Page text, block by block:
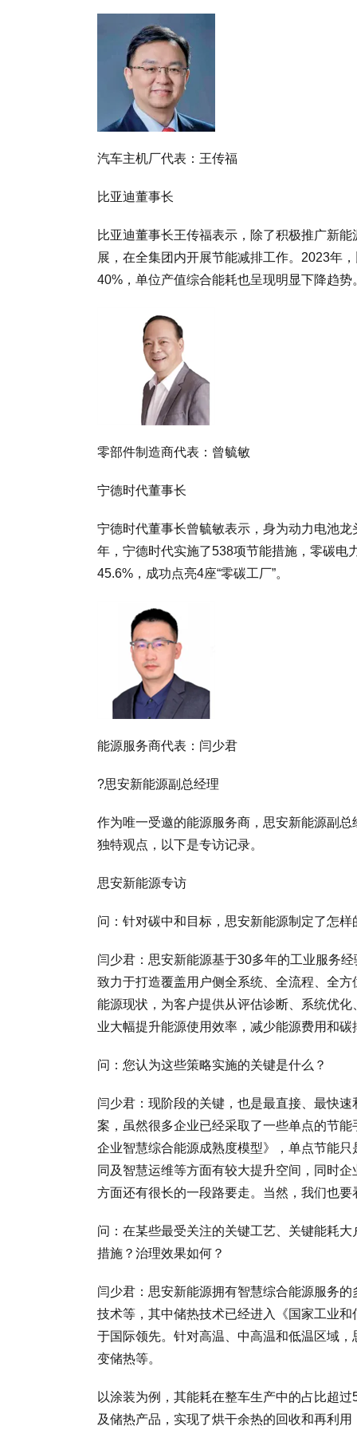
汽车主机厂代表：王传福
比亚迪董事长
比亚迪董事长王传福表示，除了积极推广新
展，在全集团内开展节能减排工作。2023年
40%，单位产值综合能耗也呈现明显下降趋势
零部件制造商代表：曾毓敏
宁德时代董事长
宁德时代董事长曾毓敏表示，身为动力电池
年，宁德时代实施了538项节能措施，零碳电
45.6%，成功点亮4座“零碳工厂”。
能源服务商代表：闫少君
?思安新能源副总经理
作为唯一受邀的能源服务商，思安新能源副
独特观点，以下是专访记录。
思安新能源专访
问：针对碳中和目标，思安新能源制定了怎样
闫少君：思安新能源基于30多年的工业服务
致力于打造覆盖用户侧全系统、全流程、全
能源现状，为客户提供从评估诊断、系统优
业大幅提升能源使用效率，减少能源费用和碳
问：您认为这些策略实施的关键是什么？
闫少君：现阶段的关键，也是最直接、最快
案，虽然很多企业已经采取了一些单点的节
企业智慧综合能源成熟度模型》，单点节能
同及智慧运维等方面有较大提升空间，同时
方面还有很长的一段路要走。当然，我们也
问：在某些最受关注的关键工艺、关键能耗
措施？治理效果如何？
闫少君：思安新能源拥有智慧综合能源服务
技术等，其中储热技术已经进入《国家工业
于国际领先。针对高温、中高温和低温区域
变储热等。
以涂装为例，其能耗在整车生产中的占比超
及储热产品，实现了烘干余热的回收和再利